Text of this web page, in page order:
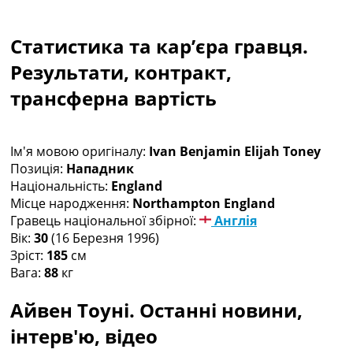
Чемпіонат Світу
Україна. Прем’єр-Ліга
Україна. Перша Ліга
Ліга Чемпіонів
Ще Турніри >>>
Таблиці
Чемпіонат Світу. Турнирні таблиці
Таблиця УПЛ
Перша Ліга
Таблиця АПЛ
Таблиця Ла Ліги
Таблиця Ліги Чемпіонів
Рейтинги
Рейтинг країн УЄФА
Рейтинг клубів УЄФА
Статистика та кар’єра гравця.
Результати, контракт,
трансферна вартість
Ім'я мовою оригіналу: Ivan Benjamin Elijah Toney
Позиція: Нападник
Національність: England
Місце народження: Northampton England
Гравець національної збірної:
Англія
Вік: 30(16 Березня 1996)
Зріст: 185 см
Вага: 88 кг
Айвен Тоуні. Останні новини,
інтерв'ю, відео